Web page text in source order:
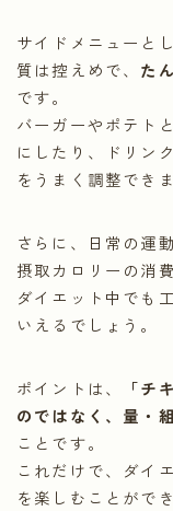
サイドメニューと
質は控えめで、 た
です。
バーガーやポテト
にしたり、ドリン
をうまく調整できま
さらに、日常の運
摂取カロリーの消
ダイエット中でも
いえるでしょう。
ポイントは、
「チ
のではなく、量・
ことです。
これだけで、ダイ
を楽しむことができ